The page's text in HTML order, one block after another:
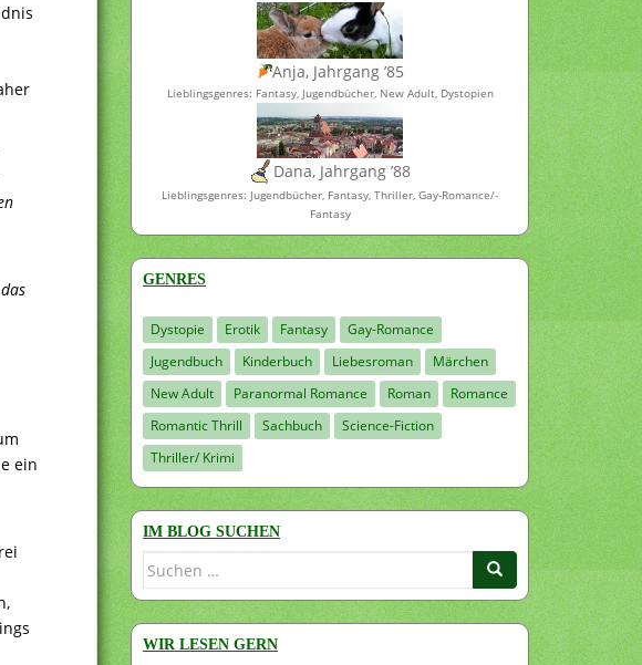
ein
Anja, Jahrgang ’85
Lieblingsgenres: Fantasy, Jugendbücher, New Adult, Dystopien
Dana, Jahrgang ’88
Lieblingsgenres: Jugendbücher, Fantasy, Thriller, Gay-Romance/-
Fantasy
GENRES
Dystopie Erotik Fantasy
Gay-Romance
Jugendbuch
Kinderbuch Liebesroman
Märchen
New Adult
Paranormal Romance Roman
Romance
Romantic Thrill
Sachbuch
Science-Fiction
Thriller/ Krimi
IM BLOG SUCHEN
Suchen
WIR LESEN GERN